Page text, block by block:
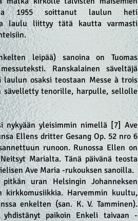
1955 soittanut laulun heti
laulu liittyy tätä kautta varmasti
leipää) sanoina on Tuomas
Ranskalainen säveltäjä
laulun osaksi teostaan Messe à trois
sävelletty tenorille, harpulle, sellolle
nykyään yleisimmin nimellä [7] Ave
Ellens dritter Gesang Op. 52 nro 6
runoon. Runossa Ellen on
Marialta. Tänä päivänä teosta
Ave Maria -rukouksen sanoilla.
uran Helsingin Johanneksen
Harvemmin kuultu,
enkelten (san. K. V. Tamminen).
yhdistänyt paikoin Enkeli taivaan -